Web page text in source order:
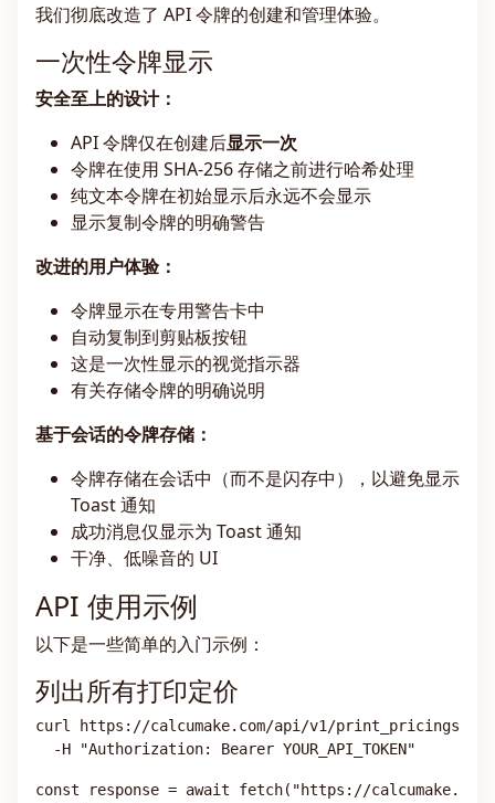
我们彻底改造了 API 令牌的创建和管理体验。
一次性令牌显示
安全至上的设计：
API 令牌仅在创建后显示一次
令牌在使用 SHA-256 存储之前进行哈希处理
纯文本令牌在初始显示后永远不会显示
显示复制令牌的明确警告
改进的用户体验：
令牌显示在专用警告卡中
自动复制到剪贴板按钮
这是一次性显示的视觉指示器
有关存储令牌的明确说明
基于会话的令牌存储：
令牌存储在会话中（而不是闪存中），以避免显示
Toast 通知
成功消息仅显示为 Toast 通知
干净、低噪音的 UI
API 使用示例
以下是一些简单的入门示例：
列出所有打印定价
curl https://calcumake.com/api/v1/print_pricings \
  -H "Authorization: Bearer YOUR_API_TOKEN"
const response = await fetch("https://